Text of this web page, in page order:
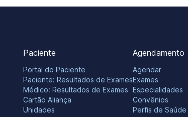
Paciente
Portal do Paciente
Paciente: Resultados de Exames
Médico: Resultados de Exames
Cartão Aliança
Unidades
Agendamento
Agendar
Exames
Especialidades
Convênios
Perfis de Saúde